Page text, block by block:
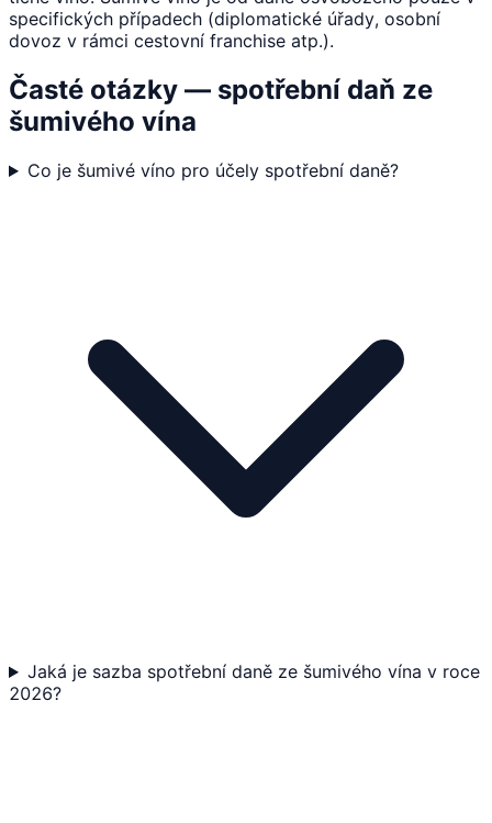
specifických případech (diplomatické úřady, osobní
dovoz v rámci cestovní franchise atp.).
Časté otázky — spotřební daň ze
šumivého vína
Co je šumivé víno pro účely spotřební daně?
Jaká je sazba spotřební daně ze šumivého vína v roce
2026?